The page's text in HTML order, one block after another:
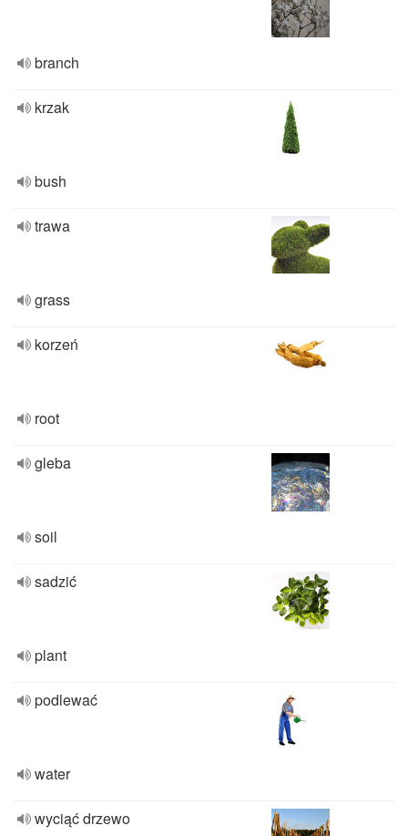
branch
krzak
bush
trawa
grass
korzeń
root
gleba
soil
sadzić
plant
podlewać
water
wyciąć drzewo